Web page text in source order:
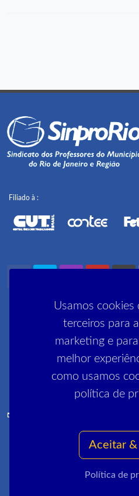
Usamos cookies
terceiros para
marketing e
melhor
como usamos
política de
Aceitar
Política de
Filiado à :
Rua Pedro Lessa, 35 2º, 3º e
R. Manai, 180 -
Copyrights © 2022